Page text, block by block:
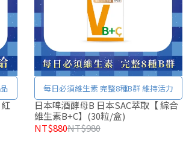
每日必須維生素 完整8種B群 維持活力
日本啤酒酵母B 日本SAC萃取【 綜合
維生素B+C】(30粒/盒)
NT$880NT$980